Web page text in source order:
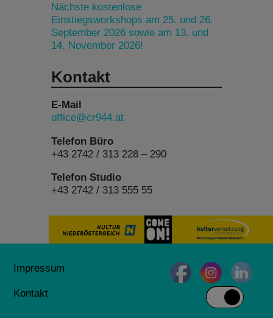
Nächste kostenlose
Einstiegsworkshops am 25. und 26.
September 2026 sowie am 13. und
14. November 2026!
Kontakt
E-Mail
office@cr944.at
Telefon Büro
+43 2742 / 313 228 – 290
Telefon Studio
+43 2742 / 313 555 55
Impressum
Kontakt